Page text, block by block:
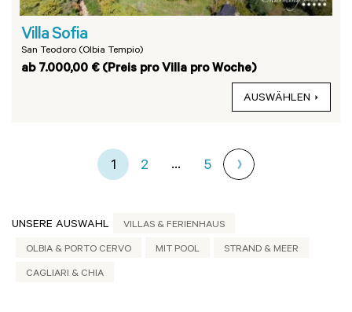
Villa Sofia
San Teodoro (Olbia Tempio)
ab 7.000,00 € (Preis pro Villa pro Woche)
AUSWÄHLEN
1 2 ... 5
UNSERE AUSWAHL VILLAS & FERIENHAUS
OLBIA & PORTO CERVO MIT POOL STRAND & MEER
CAGLIARI & CHIA